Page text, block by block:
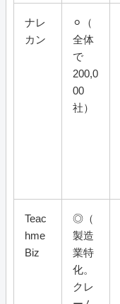
ナレ
カン
⚪︎（
全体
で
200,0
00
社）
Teac
hme
Biz
◎（
製造
業特
化。
クレ